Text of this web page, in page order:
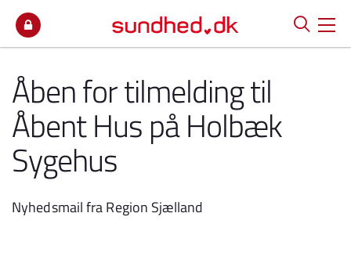
Åben for tilmelding til
Åbent Hus på Holbæk
Sygehus
Nyhedsmail fra Region Sjælland